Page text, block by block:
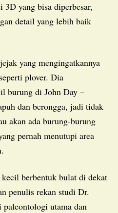
3D yang bisa diperbesar,
detail yang lebih baik
plover. Dia
burung di John Day –
dan berongga, jadi tidak
akan ada burung-burung
pernah menutupi area
penulis rekan studi Dr.
utama dan